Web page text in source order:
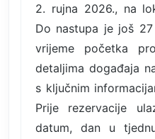
2. rujna 2026., na
Do nastupa je još
vrijeme početka
detaljima događaja
s ključnim
Prije rezervacije
datum, dan u